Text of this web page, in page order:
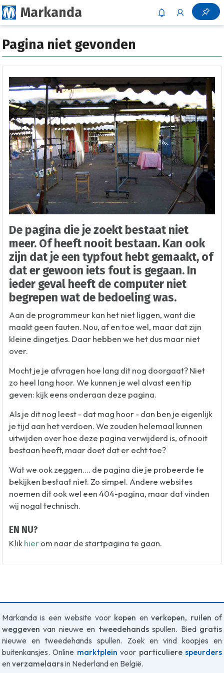
Markanda
Pagina niet gevonden
De pagina die je zoekt bestaat niet
meer. Of heeft nooit bestaan. Kan ook
zijn dat je een typfout hebt gemaakt, of
dat er gewoon iets fout is gegaan. In
ieder geval heeft de computer niet
begrepen wat de bedoeling was.
Aan de programmeur kan het niet liggen, want die
maakt geen fauten. Nou, af en toe wel, maar dat zijn
kleine dingetjes. Daar hebben we het dus maar niet
over.
Mocht je je afvragen hoe lang dit nog doorgaat? Niet
zo heel lang hoor. We kunnen je wel alvast een tip
geven: kijk eens onderaan deze pagina.
Als je dit nog leest - dat mag hoor - dan ben je eigenlijk
je tijd aan het verdoen. We zouden helemaal kunnen
uitwijden over hoe deze pagina verwijderd is, of nooit
bestaan heeft, maar doet dat er echt toe?
Wat we ook zeggen.... de pagina die je probeerde te
bekijken bestaat niet. Zo simpel. Andere websites
noemen dit ook wel een 404-pagina, maar dat vinden
wij nogal technisch.
EN NU?
Klik hier om naar de startpagina te gaan.
Markanda is een website voor kopen enverkopen, ruilen of
weggeven van nieuwe en tweedehandsspullen. Bied gratis
nieuwe en tweedehands spullen. Zoek en vind koopjes en
buitenkansjes. Online marktplein voor particulierespeurders
en verzamelaarsin Nederland en België.